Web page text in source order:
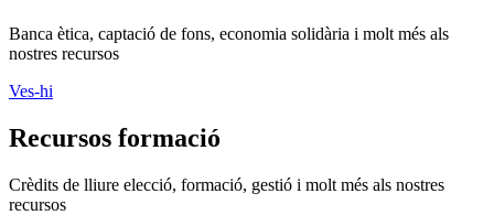
Banca ètica, captació de fons, economia solidària i molt més als
Crèdits de lliure elecció, formació, gestió i molt més als nostres